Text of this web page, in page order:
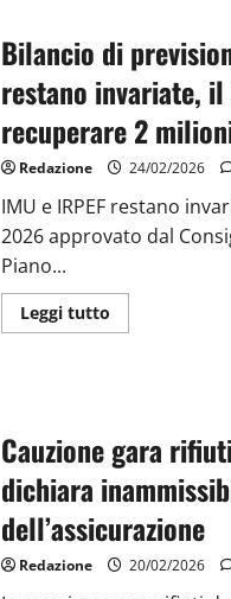
Bilancio di
restano invariate, il
recuperare 2
Redazione 24/02/2026
IMU e IRPEF restano
2026 approvato dal
Piano...
Leggi tutto
Cauzione gara
dichiara
dell’assicurazione
Redazione 20/02/2026